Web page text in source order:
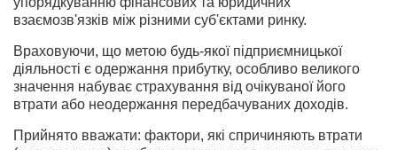
взаємозв'язків між різними суб'єктами ринку.
Враховуючи, що метою будь-якої підприємницької
діяльності є одержання прибутку, особливо великого
значення набуває страхування від очікуваної його
втрати або неодержання передбачуваних доходів.
Прийнято вважати: фактори, які спричиняють втрати